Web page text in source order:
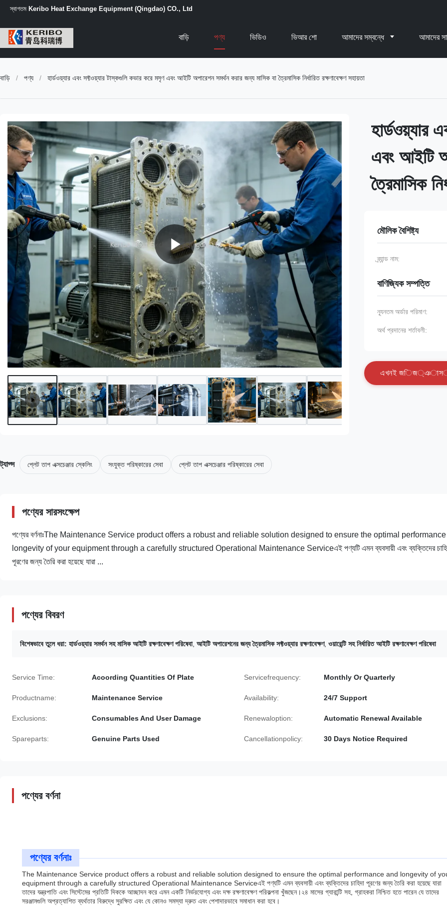
স্বাগতম Keribo Heat Exchange Equipment (Qingdao) CO., Ltd
বাড়ি পণ্য ভিডিও ভিআর শো আমাদের সম্বন্ধে আমাদের
বাড়ি / পণ্য / হার্ডওয়্যার এবং সফ্টওয়্যার টাস্কগুলি কভার করে মসৃণ এবং আইটি অপারেশন সমর্থন করার জন্য মাসিক বা ত্রৈমাসিক নির্ধারিত রক্ষণাবেক্ষণ সহায়তা
হার্ডওয়্যার
এবং আইটি
ত্রৈমাসিক
মৌলিক বৈশিষ্ট্য
ব্র্যান্ড নাম:
বাণিজ্যিক সম্পত্তি
ন্যূনতম অর্ডার পরিমাণ:
অর্থ প্রদানের শর্তাবলী:
এখনই জিজ্ঞাস
ট্যাগ্স প্লেট তাপ এক্সচেঞ্জার স্কেলিং সংযুক্ত পরিষ্কারের সেবা প্লেট তাপ এক্সচেঞ্জার পরিষ্কারের সেবা
পণ্যের সারসংক্ষেপ
পণ্যের বর্ণনাঃThe Maintenance Service product offers a robust and reliable solution designed to ensure the optimal
longevity of your equipment through a carefully structured Operational Maintenance Serviceএই পণ্যটি এমন ব্যবসায়ী এবং ব্যক্তিদের
পূরণের জন্য তৈরি করা হয়েছে যারা ...
পণ্যের বিবরণ
বিশেষভাবে তুলে ধরা: হার্ডওয়্যার সমর্থন সহ মাসিক আইটি রক্ষণাবেক্ষণ পরিষেবা, আইটি অপারেশনের জন্য ত্রৈমাসিক সফ্টওয়্যার রক্ষণাবেক্ষণ, ওয়ারেন্টি সহ নির্ধারিত আইটি রক্ষণাবেক্ষণ পরিষেবা
Service Time: Acoording Quantities Of Plate Servicefrequency: Monthly Or Quarterly
Productname: Maintenance Service Availability: 24/7 Support
Exclusions: Consumables And User Damage Renewaloption: Automatic Renewal Available
Spareparts: Genuine Parts Used Cancellationpolicy: 30 Days Notice Required
পণ্যের বর্ণনা
পণ্যের বর্ণনাঃ
The Maintenance Service product offers a robust and reliable solution designed to ensure the optimal performance and longevity of
equipment through a carefully structured Operational Maintenance Serviceএই পণ্যটি এমন ব্যবসায়ী এবং ব্যক্তিদের চাহিদা পূরণের জন্য তৈরি করা হয়েছে যারা
তাদের যন্ত্রপাতি এবং সিস্টেমের প্রতিটি দিককে আচ্ছাদন করে এমন একটি নির্ভরযোগ্য এবং দক্ষ রক্ষণাবেক্ষণ পরিকল্পনা খুঁজছেন।২৪ মাসের গ্যারান্টি সহ, গ্রাহকরা নিশ্চিত হতে পারেন যে তাদের
সরঞ্জামগুলি অপ্রত্যাশিত ব্যর্থতার বিরুদ্ধে সুরক্ষিত এবং যে কোনও সমস্যা দ্রুত এবং পেশাদারভাবে সমাধান করা হবে।